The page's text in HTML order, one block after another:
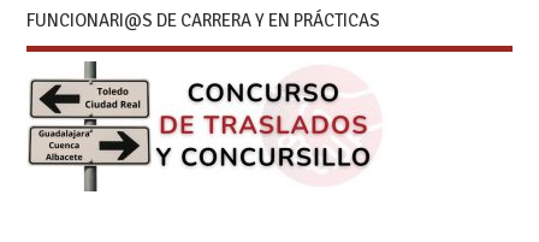
FUNCIONARI@S DE CARRERA Y EN PRÁCTICAS